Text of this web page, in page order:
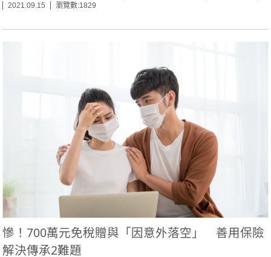
2021.09.15
瀏覽數:1829
慘！700萬元免稅贈與「因意外落空」 善用保險
解決傳承2難題